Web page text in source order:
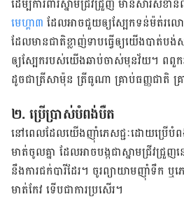
ដើម្បី​ការពារ​ស្នាម​ជ្រីវជ្រួញ​ មាន​សារសំខា
មេហ្គា​៣​ ដែល​អាច​ជួយ​ឲ្យ​ស្បែក​​ទន់​​ម៉ត់​រលោ
ដែល​មាន​ជាតិ​ខ្លាញ់​ទាប​ធ្វើ​ឲ្យ​យើង​បាត់
ឲ្យ​ស្បែក​របស់​យើង​ឆាប់​ចាស់​មុន​វ័យ​។​ ​ពពួក​
ដូចជា​ត្រី​សាម៉ុន​ ត្រី​ធូណា​ គ្រាប់​ធញ្ញជាតិ​ គ្
២. ​ប្រើប្រាស់​បំពង់​បឺត​
នៅ​ពេល​ដែល​យើង​​ញ៉ាំ​ភេសជ្ជៈ​ដោយ​ប្រើ​បំព
មាត់​ចូល​គ្នា​ ដែល​អាច​បង្ក​ជា​ស្នាម​ជ្រីវជ្
នឹង​ការ​ជក់​បារី​ដែរ​។​ ចូរ​ព្យាយាម​​ញ៉ាំ​ទឹក​ ឬ​
មាត់​កែវ​ ទើប​ជា​ការ​ប្រសើរ​។